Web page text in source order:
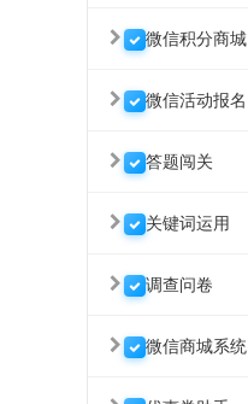
微信积分商城
微信活动报名
答题闯关
关键词运用
调查问卷
微信商城系统